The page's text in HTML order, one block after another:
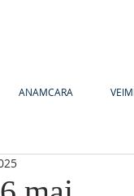
ANAMCARA